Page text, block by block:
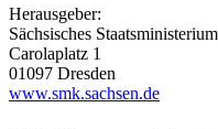
Herausgeber:
Sächsisches
Carolaplatz 1
01097 Dresden
www.smk.sachsen.de